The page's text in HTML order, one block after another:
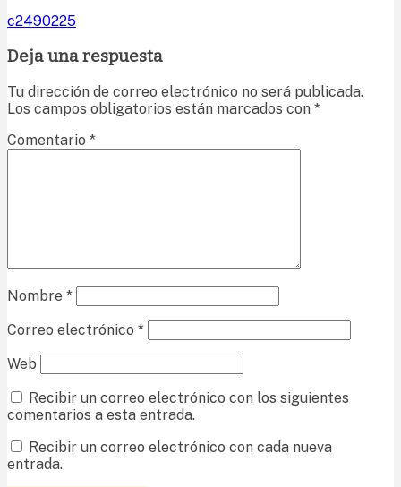
c2490225
Deja una respuesta
Tu dirección de correo electrónico no será publicada.
Los campos obligatorios están marcados con *
Comentario *
Nombre *
Correo electrónico *
Web
Recibir un correo electrónico con los siguientes
comentarios a esta entrada.
Recibir un correo electrónico con cada nueva
entrada.